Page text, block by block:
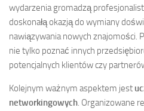
wydarzenia gromadzą
doskonałą okazją do wymiany
nawiązywania nowych znajomości.
nie tylko poznać innych
potencjalnych klientów czy
Kolejnym ważnym aspektem jest
networkingowych. Organizowane